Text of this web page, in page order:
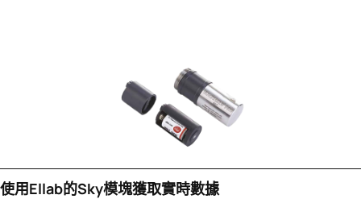
使用Ellab的sky模塊獲取實時數據